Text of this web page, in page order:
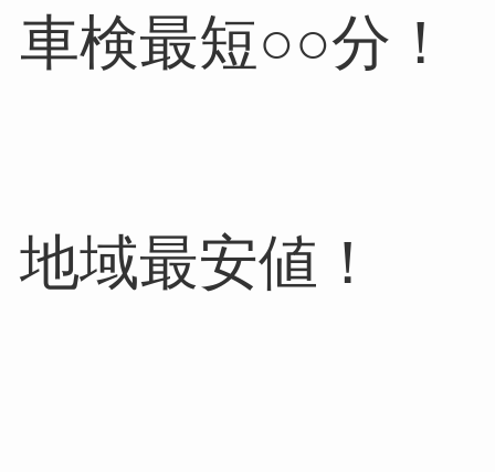
車検最短○○分！
地域最安値！